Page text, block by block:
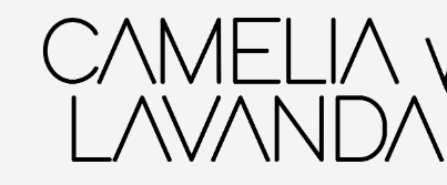
Inicio Planta Plantas Decorativas